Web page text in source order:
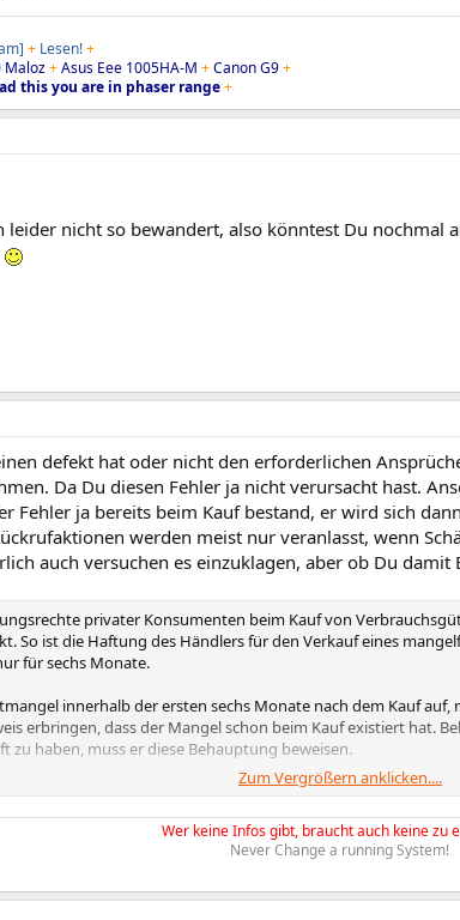
+ Lesen!+
Maloz+Asus Eee 1005HA-M +Canon G9+
this you are in phaser range+
leider nicht so bewandert, also könntest Du nochmal
defekt hat oder nicht den erforderlichen
Da Du diesen Fehler ja nicht verursacht hast.
Fehler ja bereits beim Kauf bestand, er wird sich
werden meist nur veranlasst, wenn
auch versuchen es einzuklagen, aber ob Du
privater Konsumenten beim Kauf von
So ist die Haftung des Händlers für den Verkauf eines
für sechs Monate.
innerhalb der ersten sechs Monate nach dem Kauf
erbringen, dass der Mangel schon beim Kauf existiert hat.
zu haben, muss er diese Behauptung beweisen.
erst nach mehr als sechs Monaten in Erscheinung, so muss, wie
mangelhaft gewesen ist.
Käufers bei mangelhafter Ware richten sich zunächst auf
Reparatur oder Ersatzlieferung zweimal scheitern oder nicht
Zum Vergrößern anklicken....
Wer keine Infos gibt, braucht auch keine zu
Never Change a running System!